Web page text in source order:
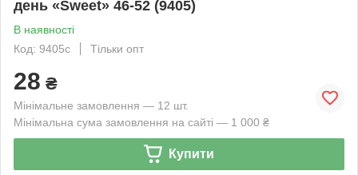
день «Sweet» 46-52 (9405)
В наявності
Код: 9405с
Тільки опт
28 ₴
Мінімальне замовлення — 12 шт.
Мінімальна сума замовлення на сайті — 1 000 ₴
Купити